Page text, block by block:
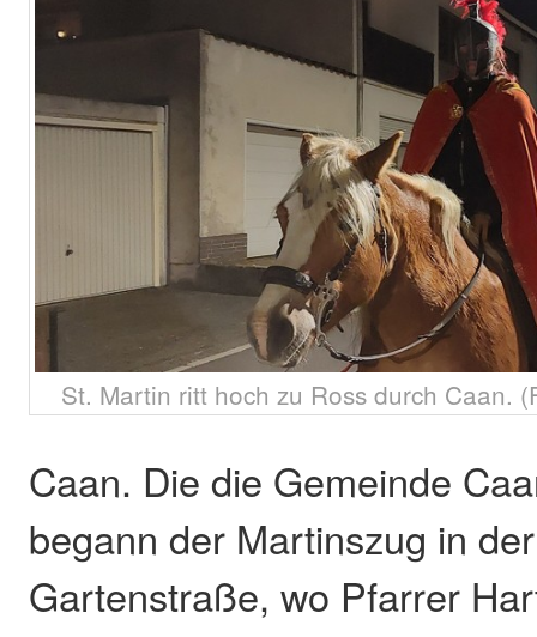
St. Martin ritt hoch zu Ross durch Caan.
Caan. Die die Gemeinde
begann der Martinszug in
Gartenstraße, wo Pfarrer